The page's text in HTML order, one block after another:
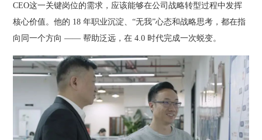
CEO这一关键岗位的需求，应该能够在公司战略转型过程中发挥
核心价值。他的 18 年职业沉淀、“无我”心态和战略思考，都在指
向同一个方向 —— 帮助泛远，在 4.0 时代完成一次蜕变。